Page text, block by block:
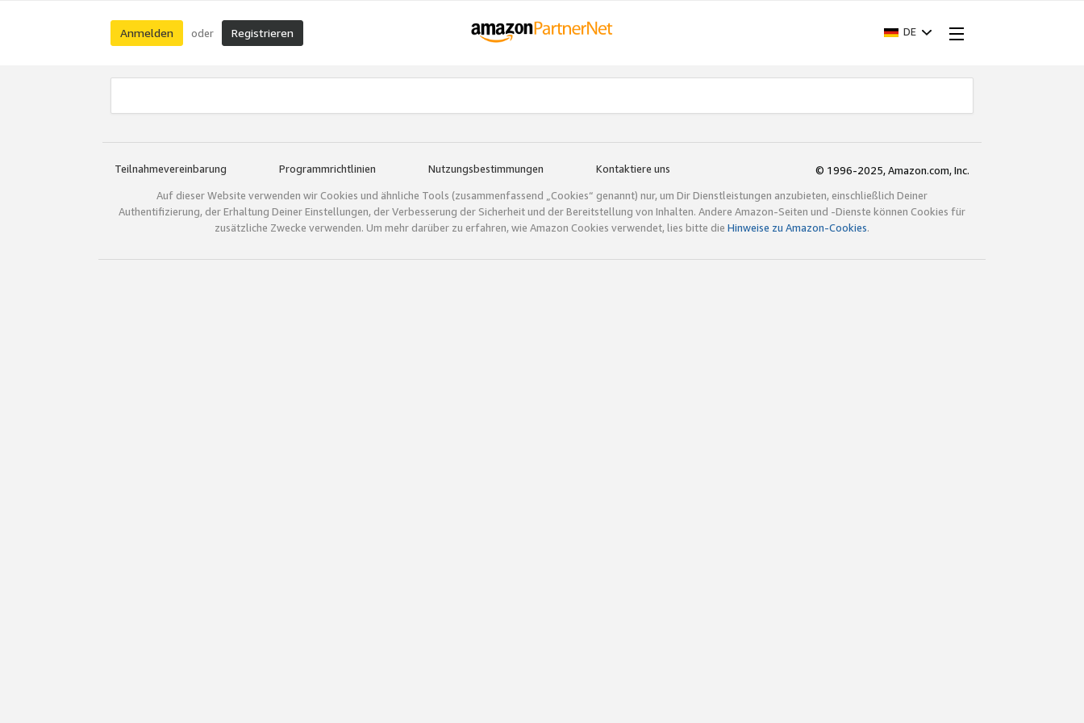
Anmelden oder Registrieren DE
Teilnahmevereinbarung Programmrichtlinien Nutzungsbestimmungen Kontaktiere uns
© 1996-2025, Amazon.com, Inc.
Auf dieser Website verwenden wir Cookies und ähnliche Tools (zusammenfassend „Cookies“ genannt) nur, um Dir Dienstleistungen anzubieten, einschließlich Deiner
Authentifizierung, der Erhaltung Deiner Einstellungen, der Verbesserung der Sicherheit und der Bereitstellung von Inhalten. Andere Amazon-Seiten und -Dienste können Cookies für
zusätzliche Zwecke verwenden. Um mehr darüber zu erfahren, wie Amazon Cookies verwendet, lies bitte die Hinweise zu Amazon-Cookies.